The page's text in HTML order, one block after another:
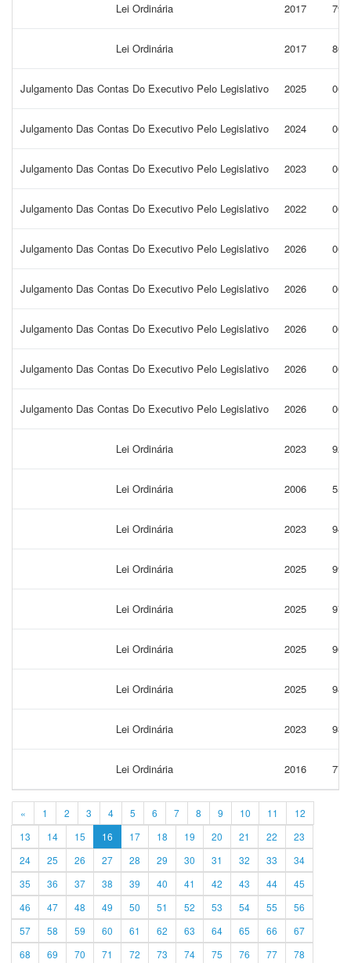
Lei Ordinária 2017 796
Lei Ordinária 2017 800
Julgamento Das Contas Do Executivo Pelo Legislativo 2025 001
Julgamento Das Contas Do Executivo Pelo Legislativo 2024 001
Julgamento Das Contas Do Executivo Pelo Legislativo 2023 001
Julgamento Das Contas Do Executivo Pelo Legislativo 2022 001
Julgamento Das Contas Do Executivo Pelo Legislativo 2026 003
Julgamento Das Contas Do Executivo Pelo Legislativo 2026 005
Julgamento Das Contas Do Executivo Pelo Legislativo 2026 001
Julgamento Das Contas Do Executivo Pelo Legislativo 2026 002
Julgamento Das Contas Do Executivo Pelo Legislativo 2026 004
Lei Ordinária 2023 920
Lei Ordinária 2006 553
Lei Ordinária 2023 944
Lei Ordinária 2025 996
Lei Ordinária 2025 978
Lei Ordinária 2025 967
Lei Ordinária 2025 986
Lei Ordinária 2023 937
Lei Ordinária 2016 774
« 1 2 3 4 5 6 7 8 9 10 11
12
13
14 15 16 17 18 19 20 21 22
23
24
25 26 27 28 29 30 31 32 33
34
35
36 37 38 39 40 41 42 43 44
45
46
47 48 49 50 51 52 53 54 55
56
57
58 59 60 61 62 63 64 65 66
67
68
69 70 71 72 73 74 75 76 77 78